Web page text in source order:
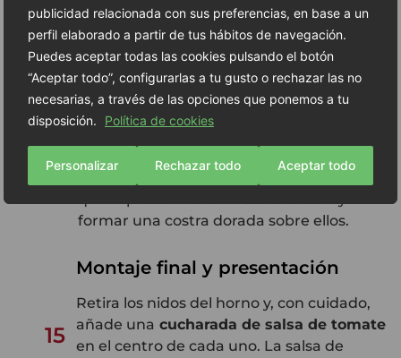
publicidad relacionada con sus preferencias, en base a un
perfil elaborado a partir de tus hábitos de navegación.
Puedes aceptar todas las cookies pulsando el botón
“Aceptar todo”, configurarlas a tu gusto o rechazar las no
necesarias, a través de las opciones que ponemos a tu
disposición.
Política de cookies
Personalizar Rechazar todo Aceptar todo
13
Antes de hornear, espolvorea
generosamentequeso parmesano rallado
sobre los nidos. Esto añadirá un toque
crujiente y un sabor umami delicioso al
plato.
14
durante 15 minutos
o hasta que estén
dorados y crujientes en los bordes. El
formar una costra dorada sobre ellos.
15
Montaje final y presentación
Retira los nidos del horno y, con cuidado,
añade una cucharada de salsa de tomate
en el centro de cada uno. La salsa de